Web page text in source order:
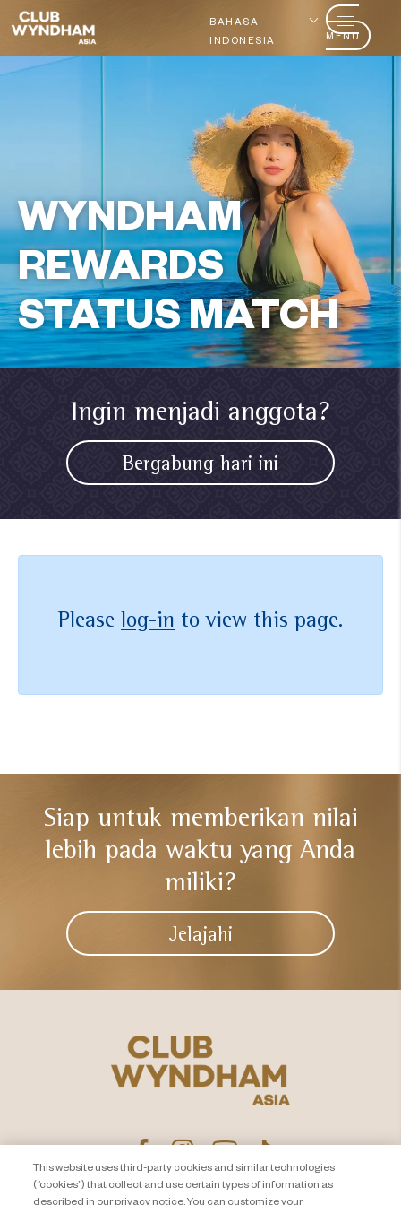
BAHASA
INDONESIA
MENU
WYNDHAM
REWARDS
STATUS MATCH
Ingin menjadi anggota?
Bergabung hari ini
Please log-in to view this page.
Siap untuk memberikan nilai
lebih pada waktu yang Anda
miliki?​
Jelajahi
This website uses third-party cookies and similar technologies
(“cookies”) that collect and use certain types of information as
described in our privacy notice. You can customize your